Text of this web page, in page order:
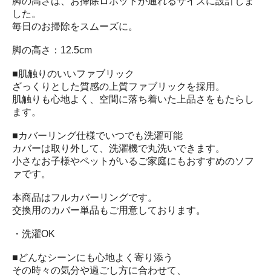
した。
毎日のお掃除をスムーズに。
脚の高さ：12.5cm
■肌触りのいいファブリック
ざっくりとした質感の上質ファブリックを採用。
肌触りも心地よく、空間に落ち着いた上品さをもたらし
ます。
■カバーリング仕様でいつでも洗濯可能
カバーは取り外して、洗濯機で丸洗いできます。
小さなお子様やペットがいるご家庭にもおすすめのソフ
ァです。
本商品はフルカバーリングです。
交換用のカバー単品もご用意しております。
・洗濯OK
■どんなシーンにも心地よく寄り添う
その時々の気分や過ごし方に合わせて、